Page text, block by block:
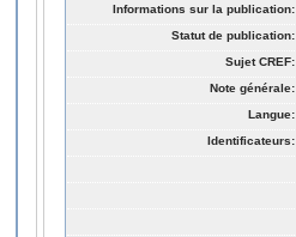
Informations sur la publication:
Statut de publication:
Sujet CREF:
Note générale:
Langue:
Identificateurs: